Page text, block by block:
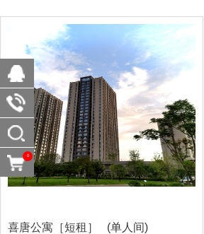
喜唐公寓［短租］ (单人间)
0